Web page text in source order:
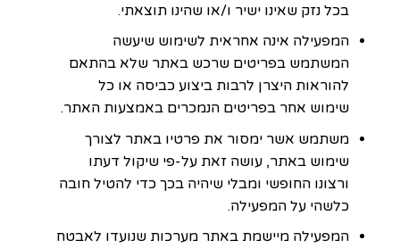
בכל נזק שאינו ישיר ו/או שהינו תוצאתי.
המפעילה אינה אחראית לשימוש שיעשה
המשתמש בפריטים שרכש באתר שלא בהתאם
להוראות היצרן לרבות ביצוע כביסה או כל
שימוש אחר בפריטים הנמכרים באמצעות האתר.
משתמש אשר ימסור את פרטיו באתר לצורך
שימוש באתר, עושה זאת על-פי שיקול דעתו
ורצונו החופשי ומבלי שיהיה בכך כדי להטיל חובה
כלשהי על המפעילה.
המפעילה מיישמת באתר מערכות שנועדו לאבטח